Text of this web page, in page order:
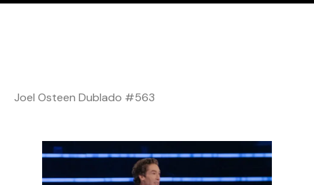
Joel Osteen Dublado #563